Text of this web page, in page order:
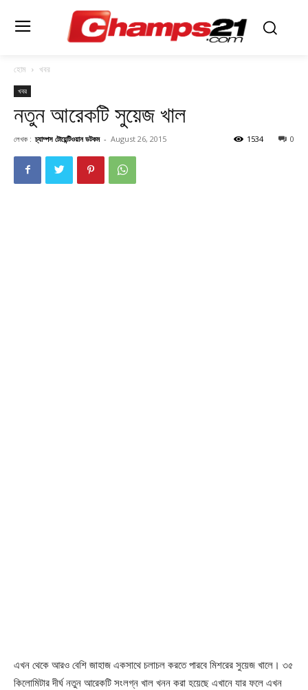
হোম খবর
খবর
নতুন আরেকটি সুয়েজ খাল
লেখক : চ্যাম্পস টোয়েন্টিওয়ান ডটকম - August 26, 2015 0
1534
এখন থেকে আরও বেশি জাহাজ একসাথে চলাচল করতে পারবে মিশরের সুয়েজ খালে। ৩৫
কিলোমিটার দীর্ঘ নতুন আরেকটি সংলগ্ন খাল খনন করা হয়েছে এখানে যার ফলে এখন